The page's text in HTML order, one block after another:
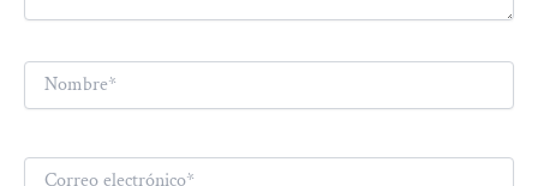
Nombre*
Correo